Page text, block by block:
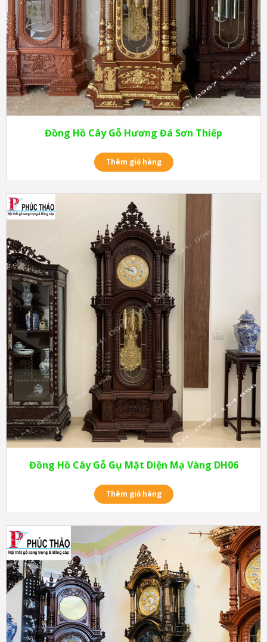
Đồng Hồ Cây Gỗ Hương Đá Sơn Thiếp
Thêm giỏ hàng
Đồng Hồ Cây Gỗ Gụ Mặt Diện Mạ Vàng DH06
Thêm giỏ hàng